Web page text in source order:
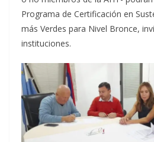
Programa de Certificación en
más Verdes para Nivel Bronce,
instituciones.